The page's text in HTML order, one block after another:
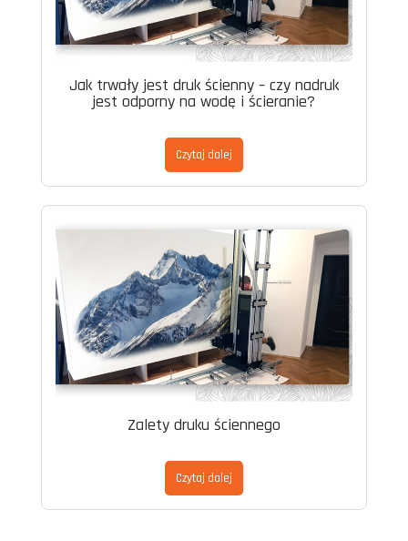
Jak trwały jest druk ścienny – czy nadruk
jest odporny na wodę i ścieranie?
Czytaj dalej
Zalety druku ściennego
Czytaj dalej